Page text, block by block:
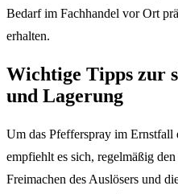
Bedarf im Fachhandel vor Ort
erhalten.
Wichtige Tipps zur
und Lagerung
Um das Pfefferspray im
empfiehlt es sich, regelmäßig
Freimachen des Auslösers und